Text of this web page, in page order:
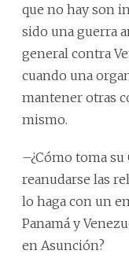
que no hay son
sido una guerra
general contra
cuando una
mantener otras
mismo.
–¿Cómo toma
reanudarse las
lo haga con un
Panamá y
en Asunción?